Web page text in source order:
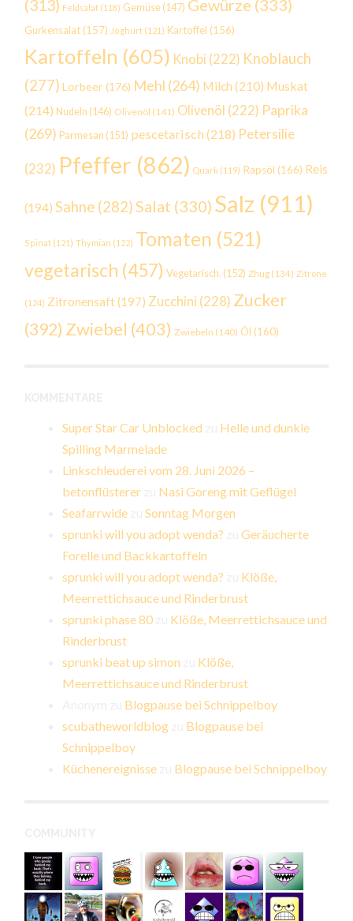
(313) Feldsalat (118) Gemüse (147) Gewürze (333)
Gurkensalat (157) Joghurt (121) Kartoffel (156)
Kartoffeln (605) Knobi (222) Knoblauch
(277) Lorbeer (176) Mehl (264) Milch (210) Muskat
(214) Nudeln (146) Olivenöl (141) Olivenöl (222) Paprika
(269) Parmesan (151) pescetarisch (218) Petersilie
(232) Pfeffer (862) Quark (119) Rapsöl (166) Reis
(194) Sahne (282) Salat (330) Salz (911)
Spinat (121) Thymian (122) Tomaten (521)
vegetarisch (457) Vegetarisch. (152) Zhug (134) Zitrone
(124) Zitronensaft(197) Zucchini (228) Zucker
(392) Zwiebel (403) Zwiebeln (140) Öl (160)
Super Star Car Unblocked
Helle und dunkle
Spilling Marmelade
Linkschleuderei vom 28. Juni 2026 –
betonflüsterer
Nasi Goreng mit Geflügel
Seafarrwide zuSonntag Morgen
sprunki will you adopt wenda? zuGeräucherte
Forelle und Backkartoffeln
sprunki will you adopt wenda?
Klöße,
Meerrettichsauce und Rinderbrust
sprunki phase 80
Klöße, Meerrettichsauce und
Rinderbrust
sprunki beat up simon
Klöße,
Meerrettichsauce und Rinderbrust
Blogpause bei Schnippelboy
scubatheworldblog
Blogpause bei
Schnippelboy
Küchenereignisse
Blogpause bei Schnippelboy